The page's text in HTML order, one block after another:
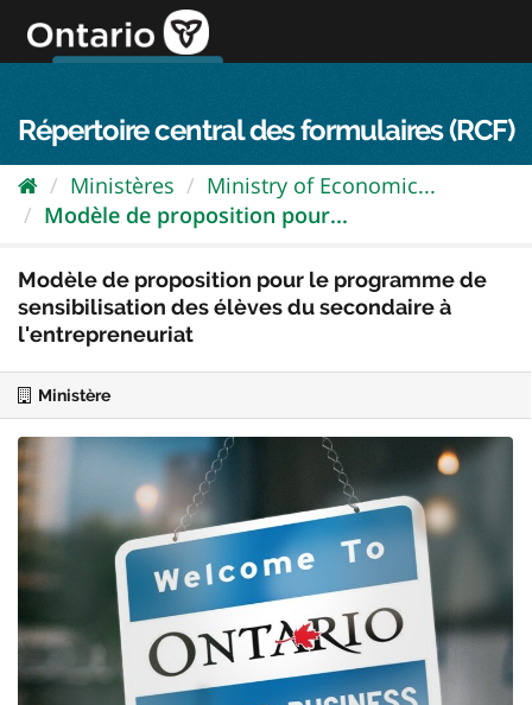
directement
au
Répertoire central des formulaires (RCF)
Ministères
Ministry of Economic...
Modèle de proposition pour...
Modèle de proposition pour le programme de
sensibilisation des élèves du secondaire à
l'entrepreneuriat
Ministère